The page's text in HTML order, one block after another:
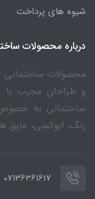
شیوه های پرداخت
درباره محصولات
و طراحان مجرب با
ساختمانی به
رنگ، اپوکسی، عایق
07136361617 - 09333804221